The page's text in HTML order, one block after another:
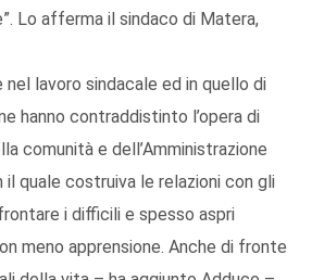
Lo afferma il sindaco di Matera,
nel lavoro sindacale ed in quello di
hanno contraddistinto l’opera di
comunità e dell’Amministrazione
il quale costruiva le relazioni con gli
i difficili e spesso aspri
meno apprensione. Anche di fronte